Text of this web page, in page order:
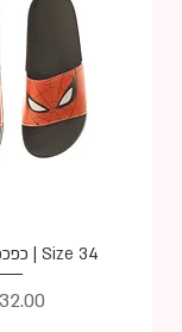
תצוגהSize 34 | כפכפי ספיידרמן
מחיר